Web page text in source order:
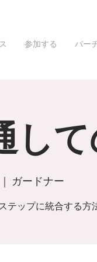
参加する バー
し
|
ガードナー
テップに統合する方